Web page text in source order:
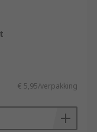
€ 5,95/verpakking